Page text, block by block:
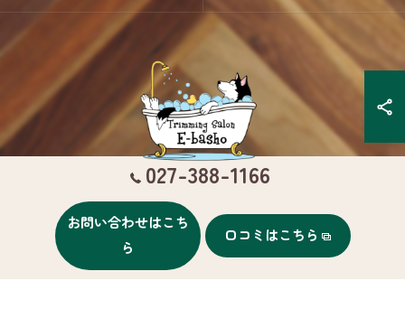
027-388-1166
お問い合わせはこち
ら
口コミはこちら
© 2026 群馬県高崎のトリミングならTrimming Salon E-basho ALL RIGHTS
RESERVED.